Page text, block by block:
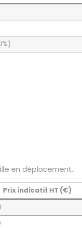
en déplacement.
Prix indicatif HT (€)